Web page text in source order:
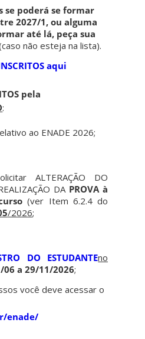
se poderá se formar
2027/1, ou alguma
até lá, peça sua
não esteja na lista).
aqui
pela
:
ao ENADE 2026;
ALTERAÇÃO DO
DA PROVA à
(ver Item 6.2.4 do
/2026;
DO ESTUDANTEno
06 a 29/11/2026;
você deve acessar o
enade/